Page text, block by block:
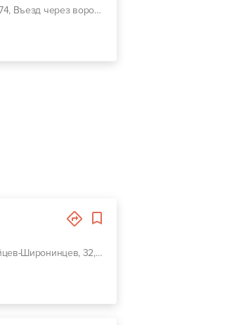
г. Харьков, Клочковская улица, 174, Въезд через ворота возле кафе "Первый Грузинский"
г. Харьков, ул. Гвардейцев-Широнинцев, 32, (заезд под мост)